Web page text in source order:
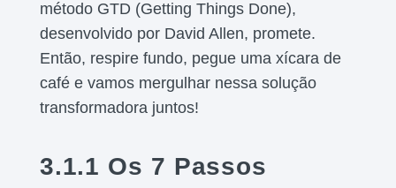
método GTD (Getting Things Done),
desenvolvido por David Allen, promete.
Então, respire fundo, pegue uma xícara de
café e vamos mergulhar nessa solução
transformadora juntos!
3.1.1 Os 7 Passos